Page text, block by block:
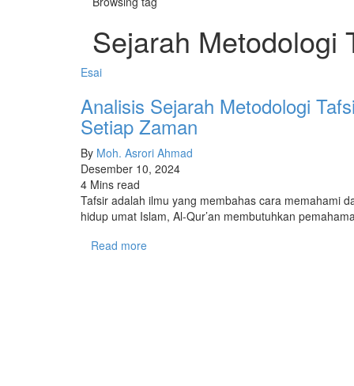
Sejarah Metodologi
Esai
Analisis Sejarah Metodologi
Setiap Zaman
By Moh. Asrori Ahmad
Desember 10, 2024
4 Mins read
Tafsir adalah ilmu yang membahas cara memahami
hidup umat Islam, Al-Qur’an membutuhkan
Read more